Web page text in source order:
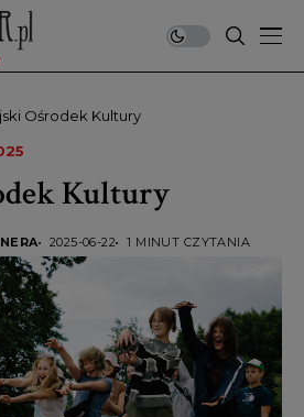
Ośrodek Kultury
Kultury
2025-06-22 1 MINUT CZYTANIA